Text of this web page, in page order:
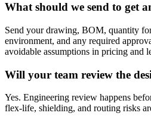
What should we send to get
Send your drawing, BOM, quantity
environment, and any required
avoidable assumptions in pricing and
Will your team review the
Yes. Engineering review happens
flex-life, shielding, and routing risks